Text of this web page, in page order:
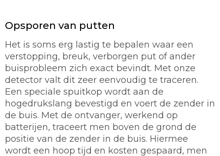
Opsporen van putten
Het is soms erg lastig te bepalen waar een
verstopping, breuk, verborgen put of ander
buisprobleem zich exact bevindt. Met onze
detector valt dit zeer eenvoudig te traceren.
Een speciale spuitkop wordt aan de
hogedrukslang bevestigd en voert de zender in
de buis. Met de ontvanger, werkend op
batterijen, traceert men boven de grond de
positie van de zender in de buis. Hiermee
wordt een hoop tijd en kosten gespaard, men